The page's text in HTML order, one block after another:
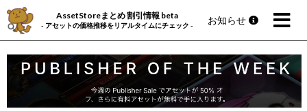
AssetStoreまとめ 割引情報 beta
- アセットの価格推移をリアルタイムにチェック - お知らせ